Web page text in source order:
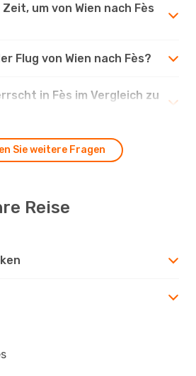
um von Wien nach Fès
Flug von Wien nach Fès?
in Fès im Vergleich zu
Sie weitere Fragen
Reise